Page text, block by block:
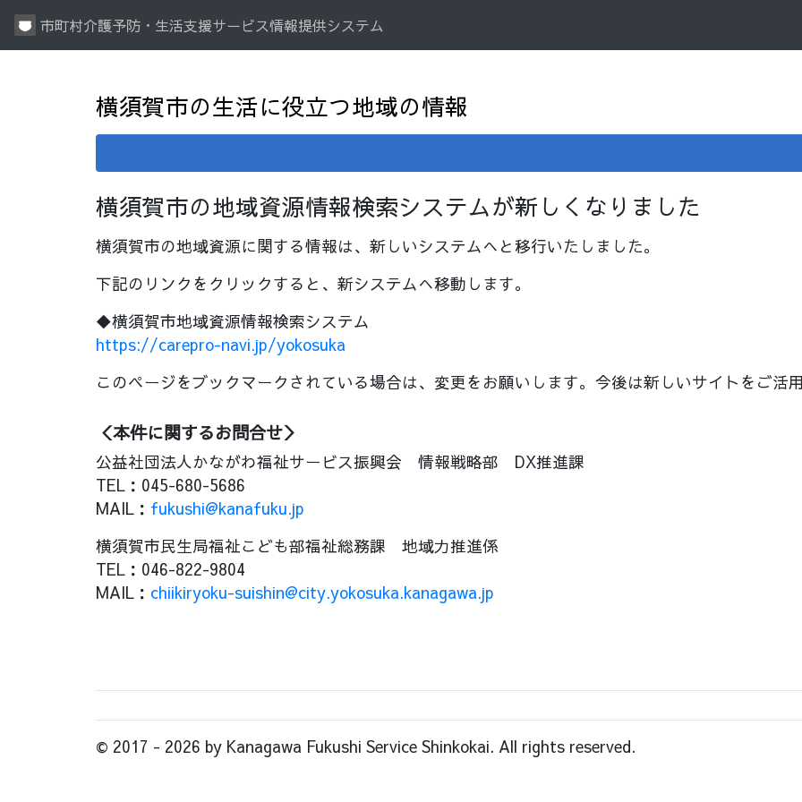
市町村介護予防・生活支援サービス情報提供システム
横須賀市の生活に役立つ地域の情報
横須賀市の地域資源情報検索システムが新しくなりました
横須賀市の地域資源に関する情報は、新しいシステムへと移行いたしました。
下記のリンクをクリックすると、新システムへ移動します。
◆横須賀市地域資源情報検索システム
https://carepro-navi.jp/yokosuka
このページをブックマークされている場合は、変更をお願いします。今後は新しいサイトをご活用
＜本件に関するお問合せ＞
公益社団法人かながわ福祉サービス振興会 情報戦略部 DX推進課
TEL：045-680-5686
MAIL： fukushi@kanafuku.jp
横須賀市民生局福祉こども部福祉総務課 地域力推進係
TEL：046-822-9804
MAIL： chiikiryoku-suishin@city.yokosuka.kanagawa.jp
© 2017 - 2026 by Kanagawa Fukushi Service Shinkokai. All rights reserved.